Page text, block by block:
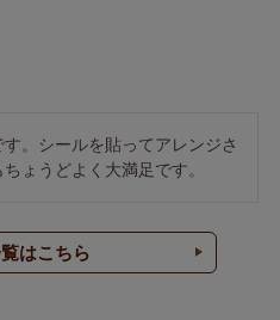
。シールを貼ってアレンジさ
ょうどよく大満足です。
はこちら